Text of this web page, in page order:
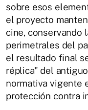
sobre esos
el proyecto
cine, conservando
perimetrales del
el resultado final
réplica" del
normativa vigente
protección contra